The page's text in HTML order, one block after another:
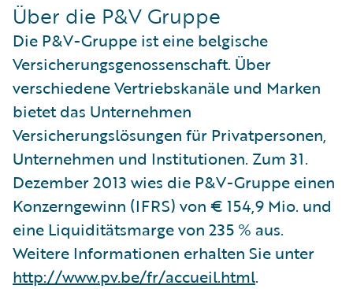
Über die P&V Gruppe
Die P&V-Gruppe ist eine belgische
Versicherungsgenossenschaft. Über
verschiedene Vertriebskanäle und Marken
bietet das Unternehmen
Versicherungslösungen für Privatpersonen,
Unternehmen und Institutionen. Zum 31.
Dezember 2013 wies die P&V-Gruppe einen
Konzerngewinn (IFRS) von € 154,9 Mio. und
eine Liquiditätsmarge von 235 % aus.
Weitere Informationen erhalten Sie unter
http://www.pv.be/fr/accueil.html.